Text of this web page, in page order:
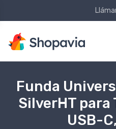
Funda
SilverHT para
USB-